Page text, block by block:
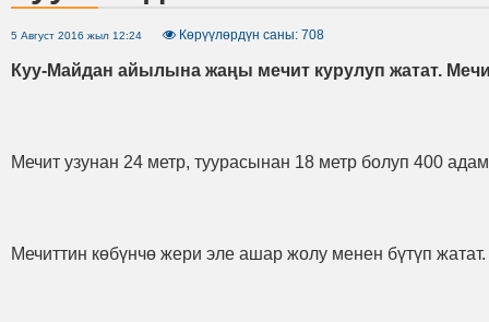
5 Август 2016 жыл 12:24 Көрүүлөрдүн саны: 708
Куу-Майдан айылына жаңы мечит курулуп жатат.
Мечит узунан 24 метр, туурасынан 18 метр болуп 400
Мечиттин көбүнчө жери эле ашар жолу менен бүтүп